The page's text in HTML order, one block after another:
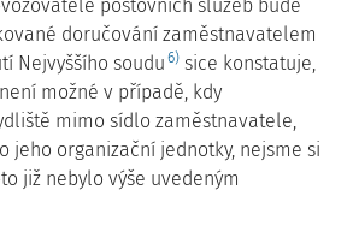
poštovních služeb bude
doručování zaměstnavatelem
Nejvyššího soudu 6) sice konstatuje,
možné v případě, kdy
mimo sídlo zaměstnavatele,
jeho organizační jednotky, nejsme si
již nebylo výše uvedeným